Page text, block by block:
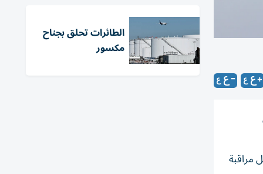
مراقبة
الطائرات تحلق بجناح
مكسور